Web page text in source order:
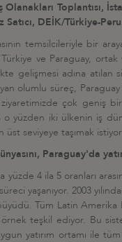
Olanakları
Satıcı, DEİK/Türkiye-
temsilcileriyle bir
ve Paraguay,
gelişmesi adına atılan
olumlu süreç,
çok geniş
o yüzden iki ülkenin iş
üst seviyeye taşımak
Paraguay'da
yüzde 4 ila 5 oranları
yaşanıyor. 2003
Tüm Latin
teşkil ediyor. Bu
yatırım ortamı ile